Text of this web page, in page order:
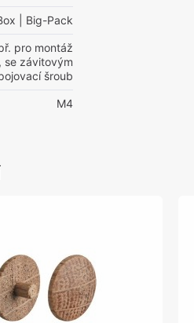
| Big-Pack
pro montáž
se závitovým
šroub
M4